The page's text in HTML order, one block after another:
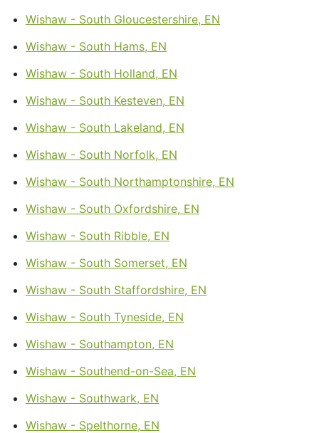
Wishaw - South Gloucestershire, EN
Wishaw - South Hams, EN
Wishaw - South Holland, EN
Wishaw - South Kesteven, EN
Wishaw - South Lakeland, EN
Wishaw - South Norfolk, EN
Wishaw - South Northamptonshire, EN
Wishaw - South Oxfordshire, EN
Wishaw - South Ribble, EN
Wishaw - South Somerset, EN
Wishaw - South Staffordshire, EN
Wishaw - South Tyneside, EN
Wishaw - Southampton, EN
Wishaw - Southend-on-Sea, EN
Wishaw - Southwark, EN
Wishaw - Spelthorne, EN